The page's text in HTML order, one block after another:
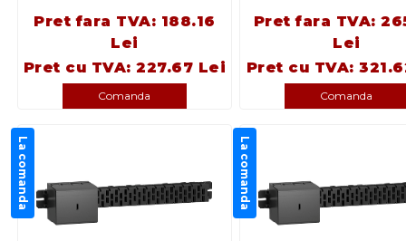
Pret fara TVA: 188.16
Lei
Pret cu TVA: 227.67 Lei
Comanda
Pret fara TVA:
Lei
Pret cu TVA:
Comanda
La comanda La comanda